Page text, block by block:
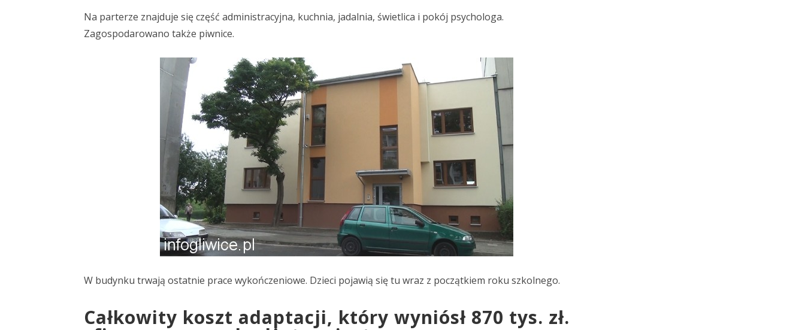
Na parterze znajduje się część administracyjna, kuchnia, jadalnia, świetlica i pokój psychologa.
Zagospodarowano także piwnice.
W budynku trwają ostatnie prace wykończeniowe. Dzieci pojawią się tu wraz z początkiem roku szkolnego.
Całkowity koszt adaptacji, który wyniósł 870 tys. zł.